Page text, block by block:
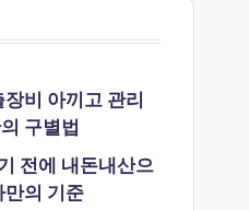
비 아끼고 관리
구별법
전에 내돈내산으
만의 기준